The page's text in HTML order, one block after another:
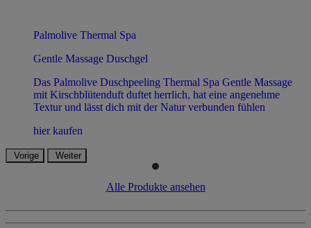
Palmolive Thermal Spa
Gentle Massage Duschgel
Das Palmolive Duschpeeling Thermal Spa Gentle Massage
mit Kirschblütenduft duftet herrlich, hat eine angenehme
Textur und lässt dich mit der Natur verbunden fühlen
hier kaufen
Vorige Weiter
Alle Produkte ansehen